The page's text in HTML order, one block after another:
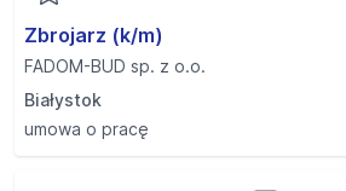
Zbrojarz (k/m)
FADOM-BUD sp. z o.o.
Białystok
umowa o pracę